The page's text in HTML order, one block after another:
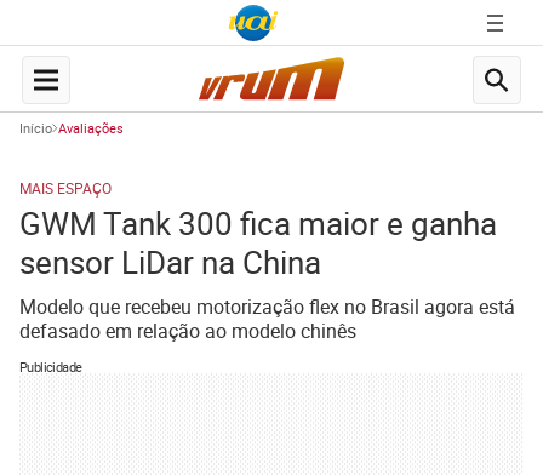
Início Avaliações
MAIS ESPAÇO
GWM Tank 300 fica maior e ganha
sensor LiDar na China
Modelo que recebeu motorização flex no Brasil agora está
defasado em relação ao modelo chinês
Publicidade